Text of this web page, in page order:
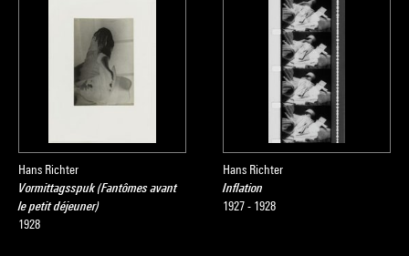
Hans Richter
Vormittagsspuk (Fantômes avant
le petit déjeuner)
1928
Hans Richter
Inflation
1927 - 1928